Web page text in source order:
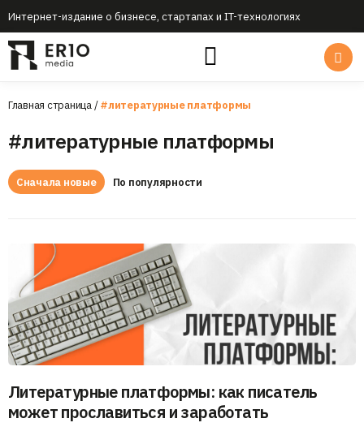
Интернет-издание о бизнесе, стартапах и IT-технологиях
Главная страница/#литературные платформы
#литературные платформы
Сначала новые По популярности
Литературные платформы: как писатель
может прославиться и заработать